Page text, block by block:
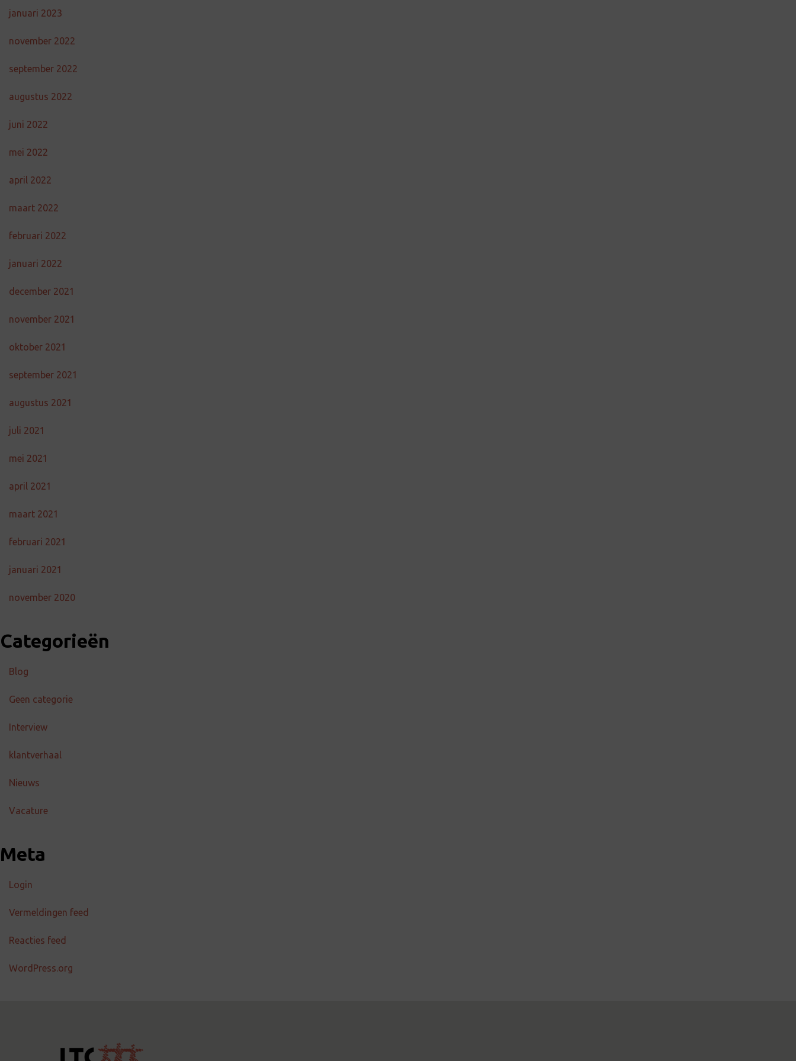
januari 2023
november 2022
september 2022
augustus 2022
juni 2022
mei 2022
april 2022
maart 2022
februari 2022
januari 2022
december 2021
november 2021
oktober 2021
september 2021
augustus 2021
juli 2021
mei 2021
april 2021
maart 2021
februari 2021
januari 2021
november 2020
Categorieën
Blog
Geen categorie
Interview
klantverhaal
Nieuws
Vacature
Meta
Login
Vermeldingen feed
Reacties feed
WordPress.org